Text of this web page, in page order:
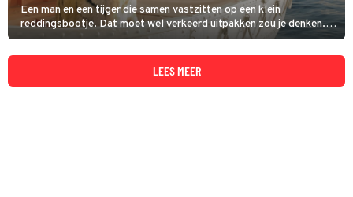
Een man en een tijger die samen vastzitten op een klein
reddingsbootje. Dat moet wel verkeerd uitpakken zou je denken.
Of dat ook gebeurt, zie je Life of Pi.
LEES MEER